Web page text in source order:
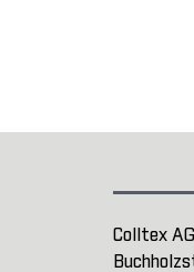
Colltex AG